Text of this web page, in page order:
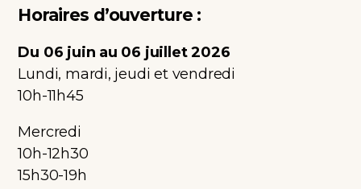
Horaires d’ouverture :
Du 06 juin au 06 juillet 2026
Lundi, mardi, jeudi et vendredi
10h-11h45
Mercredi
10h-12h30
15h30-19h